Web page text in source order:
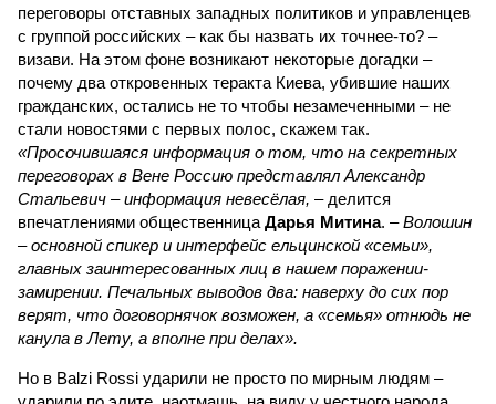
переговоры отставных западных политиков и управленцев
с группой российских – как бы назвать их точнее-то? –
визави. На этом фоне возникают некоторые догадки –
почему два откровенных теракта Киева, убившие наших
гражданских, остались не то чтобы незамеченными – не
стали новостями с первых полос, скажем так.
«Просочившаяся информация о том, что на секретных
переговорах в Вене Россию представлял Александр
Стальевич – информация невесёлая, – делится
впечатлениями общественница Дарья Митина. –Волошин
– основной спикер и интерфейс ельцинской «семьи»,
главных заинтересованных лиц в нашем поражении-
замирении. Печальных выводов два: наверху до сих пор
верят, что договорнячок возможен, а «семья» отнюдь не
канула в Лету, а вполне при делах».
Но в Balzi Rossi ударили не просто по мирным людям –